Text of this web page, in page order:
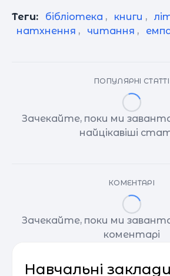
Теги: бібліотека , книги ,
натхнення , читання ,
ПОПУЛЯРНІ СТАТТІ
Зачекайте, поки ми
найцікавіші
КОМЕНТАРІ
Зачекайте, поки ми
коментарі
Навчальні заклади